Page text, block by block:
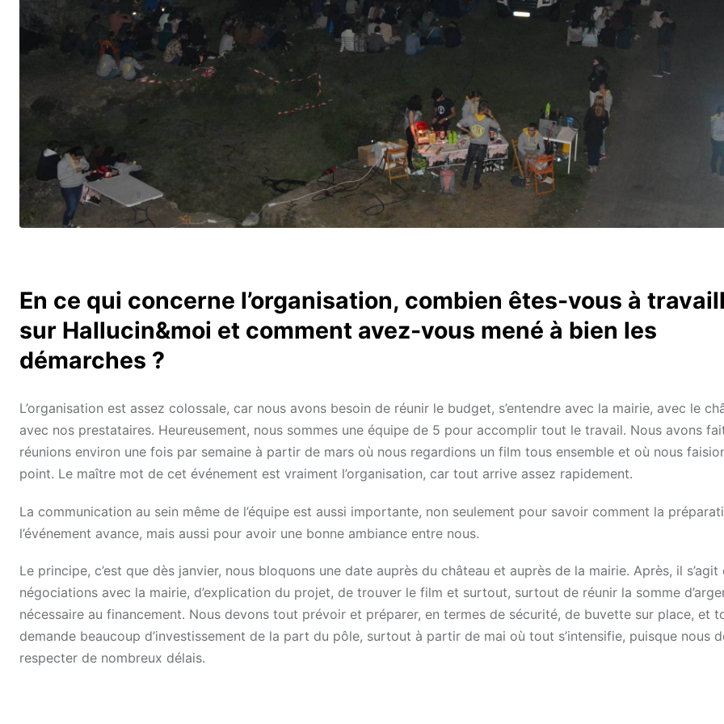
En ce qui concerne l’organisation, combien êtes-vous à
sur Hallucin&moi et comment avez-vous mené à bien les
démarches ?
L’organisation est assez colossale, car nous avons besoin de réunir le budget, s’entendre avec la mairie, avec le
avec nos prestataires. Heureusement, nous sommes une équipe de 5 pour accomplir tout le travail. Nous avons
réunions environ une fois par semaine à partir de mars où nous regardions un film tous ensemble et où nous
point. Le maître mot de cet événement est vraiment l’organisation, car tout arrive assez rapidement.
La communication au sein même de l’équipe est aussi importante, non seulement pour savoir comment la
l’événement avance, mais aussi pour avoir une bonne ambiance entre nous.
Le principe, c’est que dès janvier, nous bloquons une date auprès du château et auprès de la mairie. Après, il s’agit
négociations avec la mairie, d’explication du projet, de trouver le film et surtout, surtout de réunir la somme
nécessaire au financement. Nous devons tout prévoir et préparer, en termes de sécurité, de buvette sur place, et
demande beaucoup d’investissement de la part du pôle, surtout à partir de mai où tout s’intensifie, puisque nous
respecter de nombreux délais.